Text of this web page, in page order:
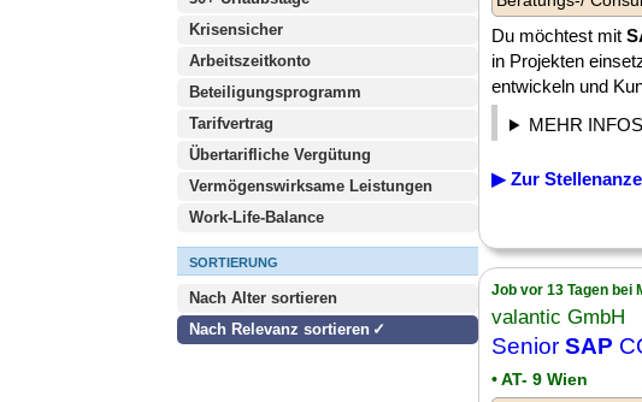
Krisensicher
Arbeitszeitkonto
Beteiligungsprogramm
Tarifvertrag
Übertarifliche Vergütung
Vermögenswirksame Leistungen
Work-Life-Balance
SORTIERUNG
Nach Alter sortieren
Nach Relevanz sortieren
Du möchtest mit
in Projekten
entwickeln und
MEHR
▶ Zur
Job vor 13 Tagen bei
valantic GmbH
Senior SAP
• AT- 9 Wien